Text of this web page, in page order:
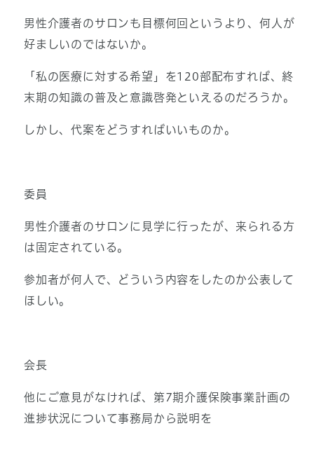
男性介護者のサロンも目標何回というより、何人が
好ましいのではないか。
「私の医療に対する希望」を120部配布すれば、終
末期の知識の普及と意識啓発といえるのだろうか。
しかし、代案をどうすればいいものか。
委員
男性介護者のサロンに見学に行ったが、来られる方
は固定されている。
参加者が何人で、どういう内容をしたのか公表して
ほしい。
会長
他にご意見がなければ、第7期介護保険事業計画の
進捗状況について事務局から説明を